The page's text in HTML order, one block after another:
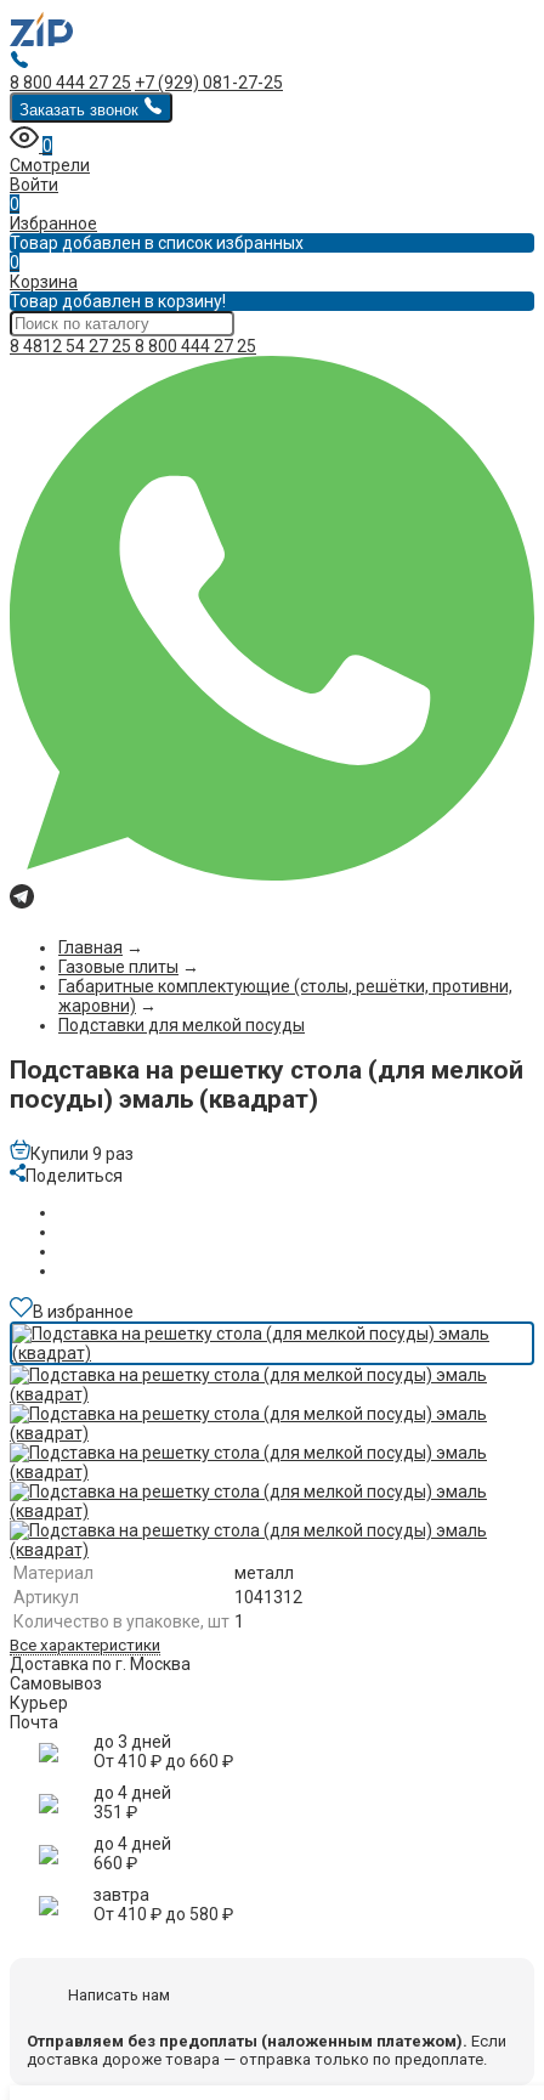
8 800 444 27 25 +7 (929) 081-27-25
Заказать звонок
0
Смотрели
Войти
0
Избранное
Товар добавлен в список избранных
0
Корзина
Товар добавлен в корзину!
8 4812 54 27 25 8 800 444 27 25
Главная →
Газовые плиты →
Габаритные комплектующие (столы, решётки, противни,
жаровни) →
Подставки для мелкой посуды
Подставка на решетку стола (для мелкой
посуды) эмаль (квадрат)
Купили 9 раз
Поделиться
В избранное
Материал
металл
Артикул
1041312
Количество в упаковке, шт 1
Все характеристики
Доставка по г. Москва
Самовывоз
Курьер
Почта
до 3 дней
От410 ₽до 660 ₽
до 4 дней
351 ₽
до 4 дней
660 ₽
завтра
От410 ₽до 580 ₽
Написать нам
Отправляем без предоплаты (наложенным платежом). Если
доставка дороже товара — отправка только по предоплате.